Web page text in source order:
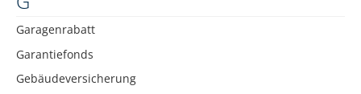
Garagenrabatt
Garantiefonds
Gebäudeversicherung